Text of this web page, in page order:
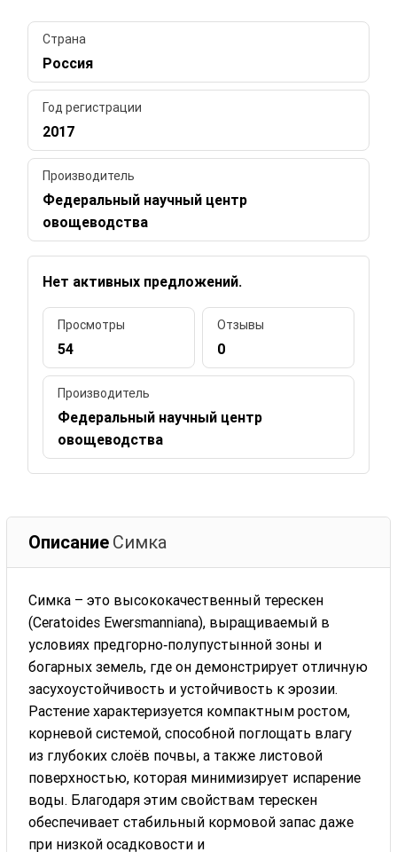
Страна
Россия
Год регистрации
2017
Производитель
Федеральный научный центр
овощеводства
Нет активных предложений.
Просмотры
54
Отзывы
0
Производитель
Федеральный научный центр
овощеводства
Описание Симка
Симка – это высококачественный терескен
(Ceratoides Ewersmanniana), выращиваемый в
условиях предгорно‑полупустынной зоны и
богарных земель, где он демонстрирует отличную
засухоустойчивость и устойчивость к эрозии.
Растение характеризуется компактным ростом,
корневой системой, способной поглощать влагу
из глубоких слоёв почвы, а также листовой
поверхностью, которая минимизирует испарение
воды. Благодаря этим свойствам терескен
обеспечивает стабильный кормовой запас даже
при низкой осадковости и